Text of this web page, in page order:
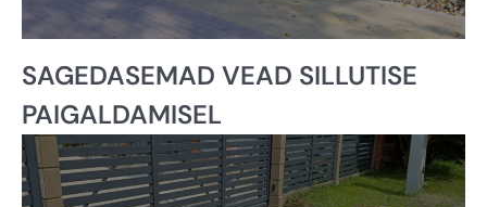
SAGEDASEMAD VEAD SILLUTISE
PAIGALDAMISEL